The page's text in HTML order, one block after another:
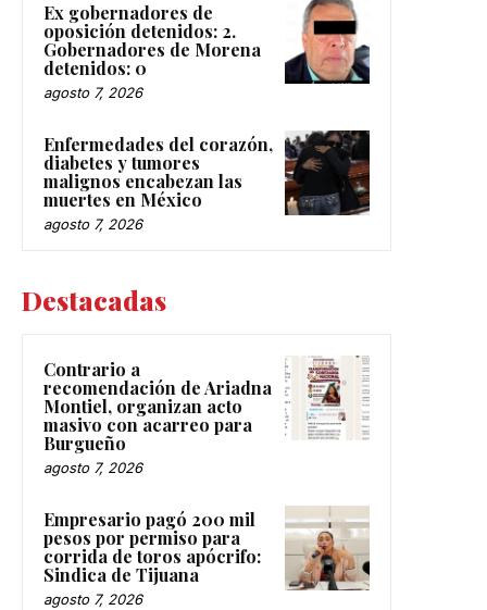
Ex gobernadores de
oposición detenidos: 2.
Gobernadores de Morena
detenidos: 0
agosto 7, 2026
Enfermedades del corazón,
diabetes y tumores
malignos encabezan las
muertes en México
agosto 7, 2026
Destacadas
Contrario a
recomendación de Ariadna
Montiel, organizan acto
masivo con acarreo para
Burgueño
agosto 7, 2026
Empresario pagó 200 mil
pesos por permiso para
corrida de toros apócrifo:
Sindica de Tijuana
agosto 7, 2026